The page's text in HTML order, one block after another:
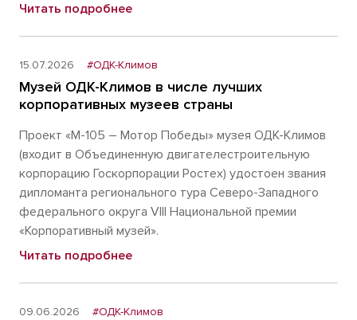
Читать подробнее
15.07.2026 #ОДК-Климов
Музей ОДК-Климов в числе лучших
корпоративных музеев страны
Проект «М-105 – Мотор Победы» музея ОДК-Климов
(входит в Объединенную двигателестроительную
корпорацию Госкорпорации Ростех) удостоен звания
дипломанта регионального тура Северо-Западного
федерального округа VIII Национальной премии
«Корпоративный музей».
Читать подробнее
09.06.2026 #ОДК-Климов